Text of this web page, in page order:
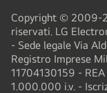
Copyright © 2009-
riservati. LG
- Sede legale Via
Registro Imprese
11704130159 -
1.000.000 i.v. -